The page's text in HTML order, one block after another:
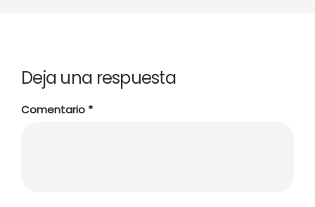
Deja una respuesta
Comentario *